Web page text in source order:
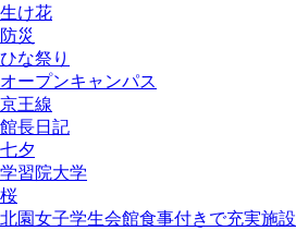
生け花
防災
ひな祭り
オープンキャンパス
京王線
館長日記
七夕
学習院大学
桜
北園女子学生会館食事付きで充実施設